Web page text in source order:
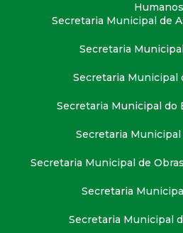
Humanos
Secretaria Municipal de
Secretaria
Secretaria Municipal
Secretaria Municipal do
Secretaria Municipal
Secretaria Municipal de
Secretaria
Secretaria Municipal